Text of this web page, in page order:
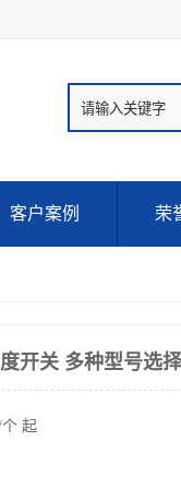
客户案例 荣
开关 多种型号选
起